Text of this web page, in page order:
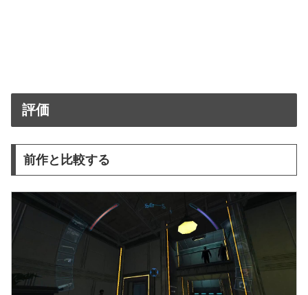
評価
前作と比較する